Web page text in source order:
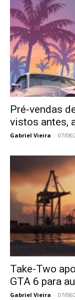
Pré-vendas
vistos antes,
Gabriel Vieira - 07/08/
Take-Two
GTA 6 para
Gabriel Vieira - 07/08/